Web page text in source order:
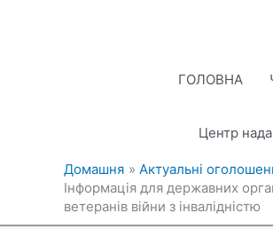
ГОЛОВНА
Центр
Домашня
Актуальні
Інформація для державних
ветеранів війни з інвалідністю